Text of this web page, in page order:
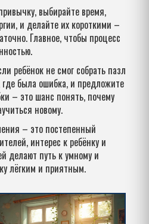
выбирайте время,
и делайте их короткими –
Главное, чтобы процесс
ребёнок не смог собрать пазл
где была ошибка, и предложите
– это шанс понять, почему
новому.
– это постепенный
интерес к ребёнку и
делают путь к умному и
лёгким и приятным.